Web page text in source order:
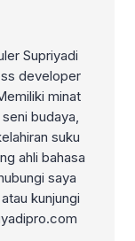
Supriyadi
developer
minat
budaya,
suku
ahli bahasa
saya
kunjungi